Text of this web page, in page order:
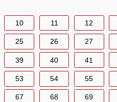
10 11 12
25 26 27
39 40 41
53 54 55
67 68 69